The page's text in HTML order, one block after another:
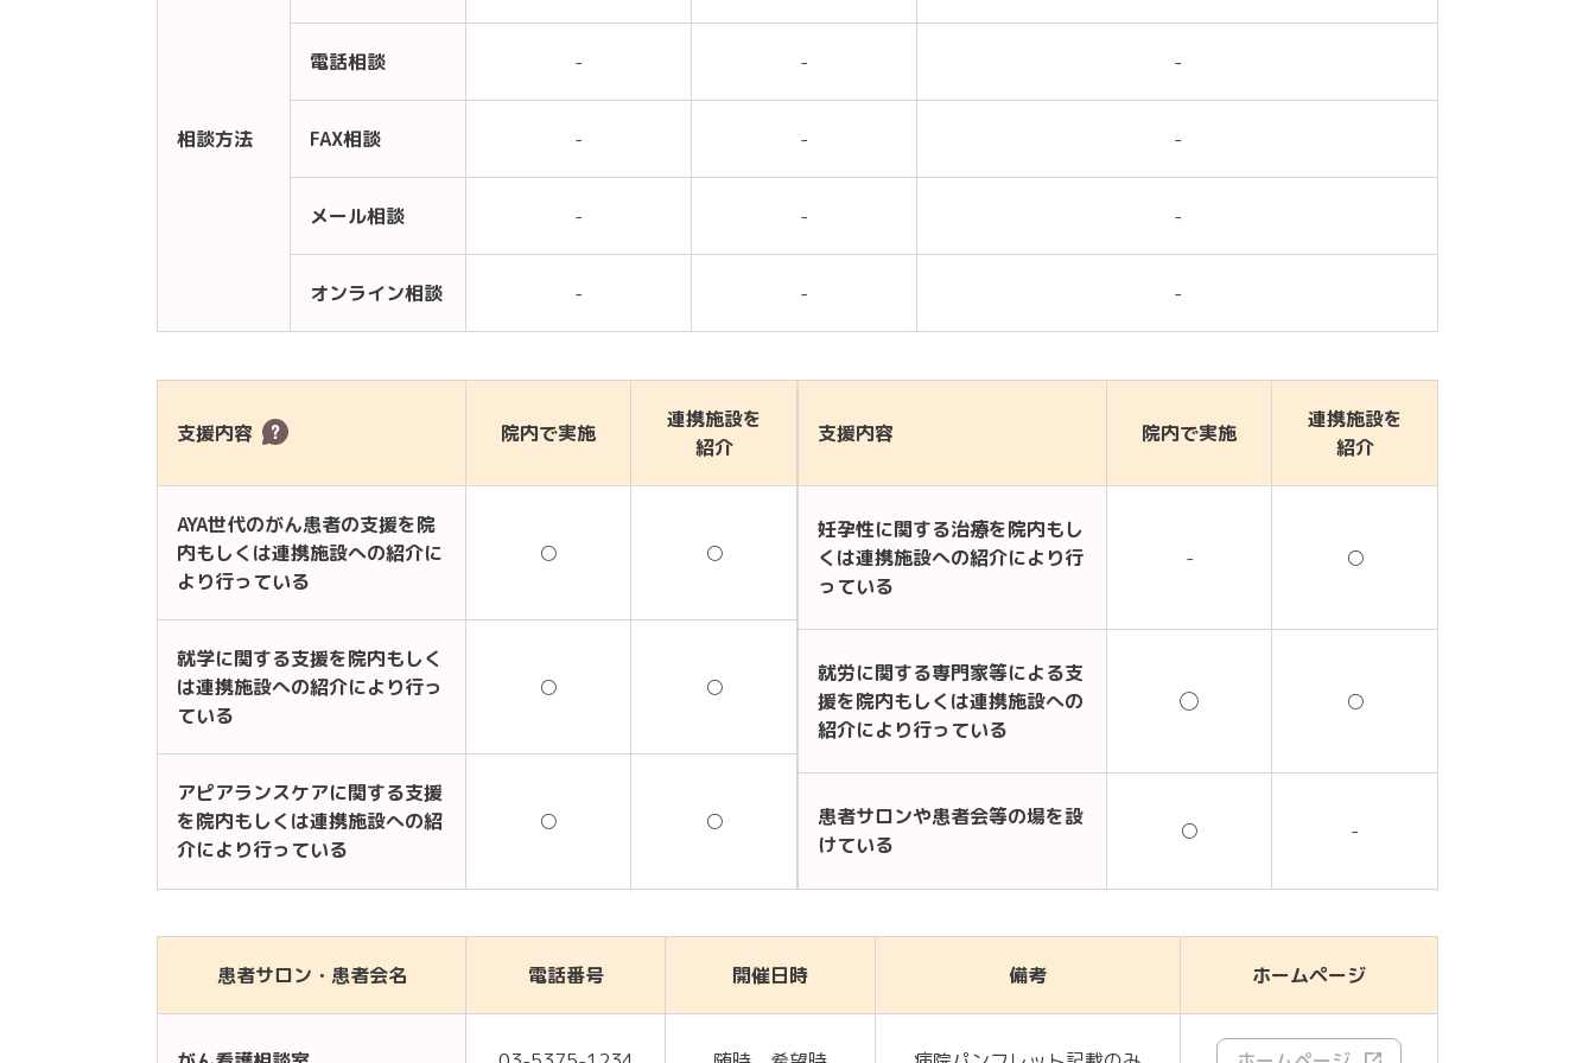
相談方法
電話相談 - - -
FAX相談 - - -
メール相談 - - -
オンライン相談 - - -
支援内容 院内で実施
連携施設を
紹介
AYA世代のがん患者の支援を院
内もしくは連携施設への紹介に
より行っている
○ ○
就学に関する支援を院内もしく
は連携施設への紹介により行っ
ている
○ ○
アピアランスケアに関する支援
を院内もしくは連携施設への紹
介により行っている
○ ○
支援内容 院内で実施
連携施設を
紹介
妊孕性に関する治療を院内もし
くは連携施設への紹介により行
っている
- ○
就労に関する専門家等による支
援を院内もしくは連携施設への
紹介により行っている
◯ ○
患者サロンや患者会等の場を設
けている
○ -
患者サロン・患者会名 電話番号 開催日時 備考 ホームページ